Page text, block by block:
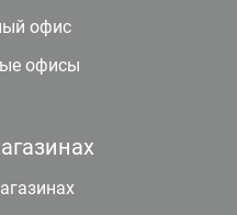
офис
офисы